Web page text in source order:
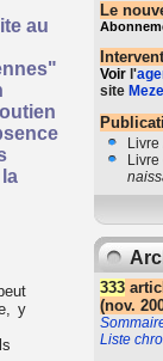
au
y
Le
Voir l'
site
Livre
Livre
333
(nov.
Liste